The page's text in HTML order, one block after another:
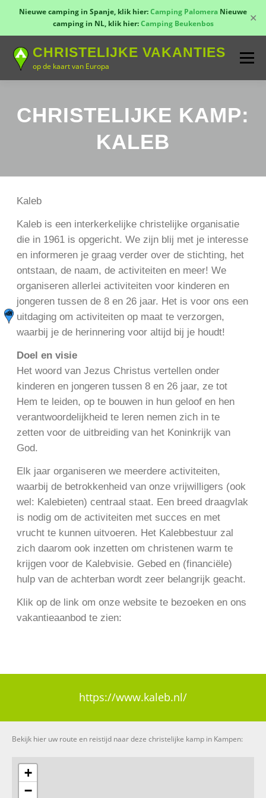
Nieuwe camping in Spanje, klik hier:Camping Palomera Nieuwe
camping in NL, klik hier:Camping Beukenbos ✕
inhoud
CHRISTELIJKE VAKANTIES
op de kaart van Europa
Menu
GROEPSREIZEN
CHRISTELIJKE KAMP:
KALEB
Kaleb
Kaleb is een interkerkelijke christelijke organisatie
die in 1961 is opgericht. We zijn blij met je interesse
en informeren je graag verder over de stichting, het
ontstaan, de naam, de activiteiten en meer! We
organiseren allerlei activiteiten voor kinderen en
jongeren tussen de 8 en 26 jaar. Het is voor ons een
uitdaging om activiteiten op maat te verzorgen,
waarbij je de herinnering voor altijd bij je houdt!
Doel en visie
Het woord van Jezus Christus vertellen onder
kinderen en jongeren tussen 8 en 26 jaar, ze tot
Hem te leiden, op te bouwen in hun geloof en hen
verantwoordelijkheid te leren nemen zich in te
zetten voor de uitbreiding van het Koninkrijk van
God.
Elk jaar organiseren we meerdere activiteiten,
waarbij de betrokkenheid van onze vrijwilligers (ook
wel: Kalebieten) centraal staat. Een breed draagvlak
is nodig om de activiteiten met succes en met
vrucht te kunnen uitvoeren. Het Kalebbestuur zal
zich daarom ook inzetten om christenen warm te
krijgen voor de Kalebvisie. Gebed en (financiële)
hulp van de achterban wordt zeer belangrijk geacht.
Klik op de link om onze website te bezoeken en ons
vakantieaanbod te zien:
https://www.kaleb.nl/
Bekijk hier uw route en reistijd naar deze christelijke kamp in Kampen:
+
−